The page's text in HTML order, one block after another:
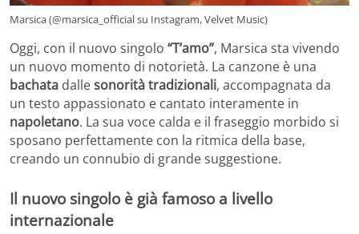
Marsica (@marsica_official su Instagram, Velvet Music)
Oggi, con il nuovo singolo “T’amo”, Marsica sta vivendo
un nuovo momento di notorietà. La canzone è una
bachata dallesonorità tradizionali, accompagnata da
un testo appassionato e cantato interamente in
napoletano. La sua voce calda e il fraseggio morbido si
sposano perfettamente con la ritmica della base,
creando un connubio di grande suggestione.
Il nuovo singolo è già famoso a livello
internazionale